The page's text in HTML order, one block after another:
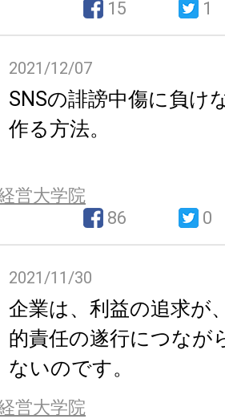
15
1
2021/12/07
SNSの誹謗中傷に負け
作る方法。
営大学院
86
0
2021/11/30
企業は、利益の追求が
的責任の遂行につなが
ないのです。
営大学院